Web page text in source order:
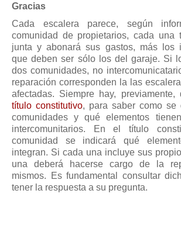
Legislación sobre Adquisición de
Legislación de interés práctico
Diccionario
Usuario
Entrar / Salir
Mis boletines
Gracias
Cada escalera parece, según
comunidad de propietarios, cada una
junta y abonará sus gastos, más los
que deben ser sólo los del garaje. Si
dos comunidades, no
reparación corresponden la las
afectadas. Siempre hay, previamente,
título constitutivo, para saber como se
comunidades y qué elementos
intercomunitarios. En el título
comunidad se indicará qué
integran. Si cada una incluye sus
una deberá hacerse cargo de la
mismos. Es fundamental consultar
tener la respuesta a su pregunta.